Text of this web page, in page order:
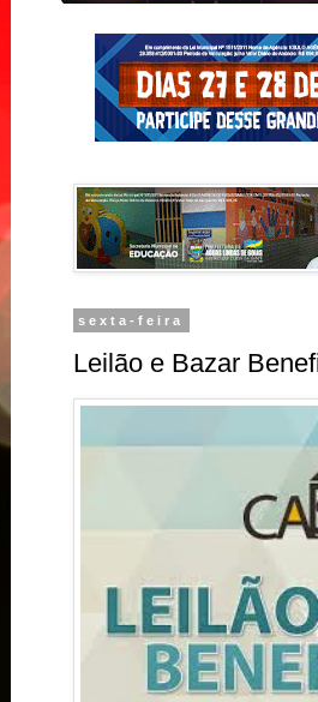
sexta-feira
Leilão e Bazar